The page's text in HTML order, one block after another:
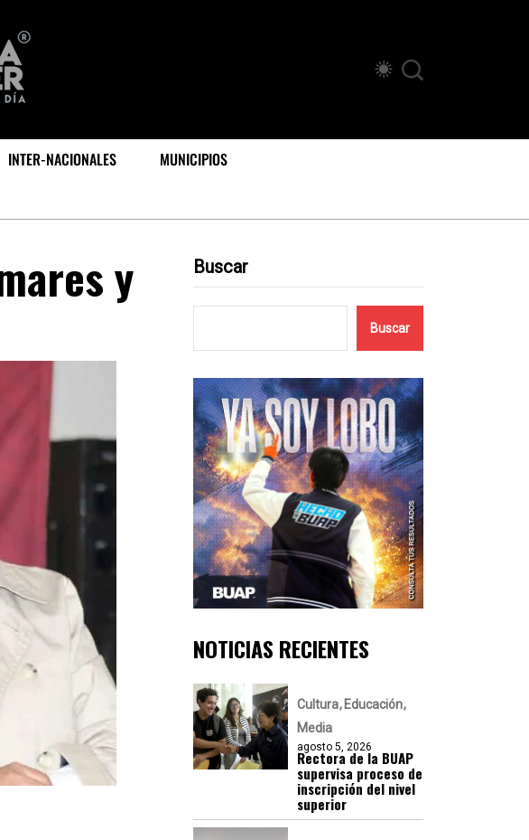
INTER-NACIONALES
MUNICIPIOS
y Buscar
Buscar
NOTICIAS RECIENTES
Cultura Educación
Media
agosto 5, 2026
Rectora de la BUAP
supervisa proceso de
inscripción del nivel
superior